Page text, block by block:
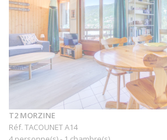
T2 MORZINE
Réf. TACOUNET A14